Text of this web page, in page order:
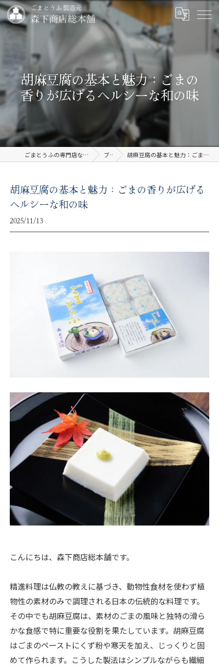
胡麻豆腐の基本と魅力：ごまの
香りが広げるヘルシーな和の味
ごまとうふの専門店なら有限会社森下商店総本舗 ブログ 胡麻豆腐の基本と魅力：ごまの香りが広げるヘルシーな和の味
胡麻豆腐の基本と魅力：ごまの香りが広げる
ヘルシーな和の味
2025/11/13
こんにちは、森下商店総本舗です。
精進料理は仏教の教えに基づき、動物性食材を使わず植
物性の素材のみで調理される日本の伝統的な料理です。
その中でも胡麻豆腐は、素材のごまの風味と独特の滑ら
かな食感で特に重要な役割を果たしています。胡麻豆腐
はごまのペーストにくず粉や寒天を加え、じっくりと固
めて作られます。こうした製法はシンプルながらも繊細